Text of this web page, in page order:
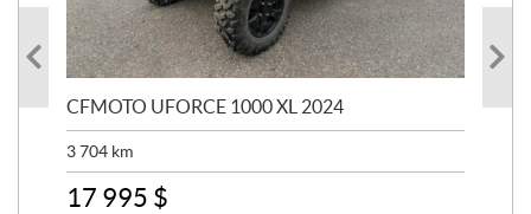
CFMOTO UFORCE 1000 XL 2024
3 704 km
17 995 $